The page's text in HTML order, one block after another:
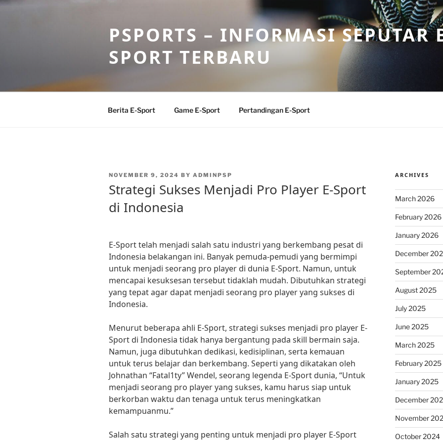
Skip
PSPORTS – INFORMASI SEPUTAR
SPORT TERBARU
Berita E-Sport Game E-Sport Pertandingan E-Sport
POSTED
NOVEMBER 9, 2024 BY ADMINPSP
Strategi Sukses Menjadi Pro Player E-Sport
di Indonesia
E-Sport telah menjadi salah satu industri yang berkembang pesat di
Indonesia belakangan ini. Banyak pemuda-pemudi yang bermimpi
untuk menjadi seorang pro player di dunia E-Sport. Namun, untuk
mencapai kesuksesan tersebut tidaklah mudah. Dibutuhkan strategi
yang tepat agar dapat menjadi seorang pro player yang sukses di
Indonesia.
Menurut beberapa ahli E-Sport, strategi sukses menjadi pro player E-
Sport di Indonesia tidak hanya bergantung pada skill bermain saja.
Namun, juga dibutuhkan dedikasi, kedisiplinan, serta kemauan
untuk terus belajar dan berkembang. Seperti yang dikatakan oleh
Johnathan “Fatal1ty” Wendel, seorang legenda E-Sport dunia, “Untuk
menjadi seorang pro player yang sukses, kamu harus siap untuk
berkorban waktu dan tenaga untuk terus meningkatkan
kemampuanmu.”
Salah satu strategi yang penting untuk menjadi pro player E-Sport
ARCHIVES
March 2026
February 2026
January 2026
December
September
August 2025
July 2025
June 2025
March 2025
February 2025
January 2025
December
November
October 2024